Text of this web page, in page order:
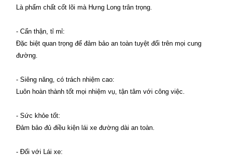
Là phẩm chất cốt lõi mà Hưng Long trân trọng.
- Cẩn thận, tỉ mỉ:
Đặc biệt quan trọng để đảm bảo an toàn tuyệt đối trên mọi cung
đường.
- Siêng năng, có trách nhiệm cao:
Luôn hoàn thành tốt mọi nhiệm vụ, tận tâm với công việc.
- Sức khỏe tốt:
Đảm bảo đủ điều kiện lái xe đường dài an toàn.
- Đối với Lái xe: